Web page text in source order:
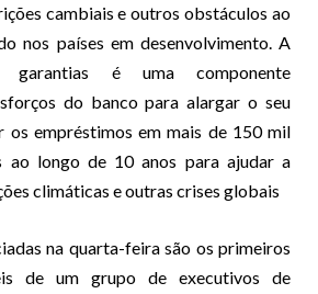
cambiais e outros obstáculos ao
nos países em desenvolvimento. A
garantias é uma componente
do banco para alargar o seu
os empréstimos em mais de 150 mil
ao longo de 10 anos para ajudar a
climáticas e outras crises globais
na quarta-feira são os primeiros
de um grupo de executivos de